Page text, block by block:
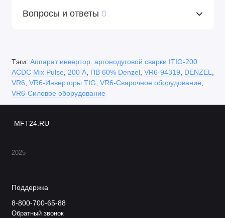
Вопросы и ответы 0
Тэги: Аппарат инвертор. аргонодуговой сварки ITIG-200
ACDC Mix Pulse, 200 А, ПВ 60% Denzel, VR6-94319, DENZEL,
VR6, VR6-Инверторы TIG, VR6-Сварочное оборудование,
VR6-Силовое оборудование
MFT24.RU
2025
Поддержка
8-800-700-65-88
Обратный звонок